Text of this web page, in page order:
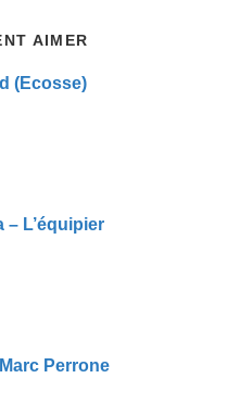
AIMER
(Ecosse)
– L’équipier
Perrone